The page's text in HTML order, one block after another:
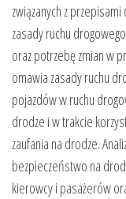
związanych z
zasady ruchu
oraz potrzebę zmian w
omawia zasady ruchu
pojazdów w ruchu
drodze i w trakcie
zaufania na drodze.
bezpieczeństwo na
kierowcy i pasażerów